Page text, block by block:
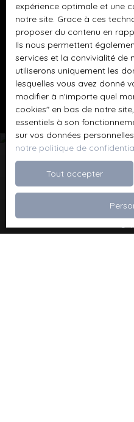
Pour en savoir plus
données
politique de
Recevoir
Je recherche un bien
Vente appartement
Vente maison Val de Briey
expérience optimale et une
notre site. Grace à ces
proposer du contenu en
Ils nous permettent
services et la convivialité de
utiliserons uniquement les
lesquelles vous avez donné
modifier à n'importe quel
cookies″ en bas de notre
essentiels à son
sur vos données
notre politique de
Tout accepter